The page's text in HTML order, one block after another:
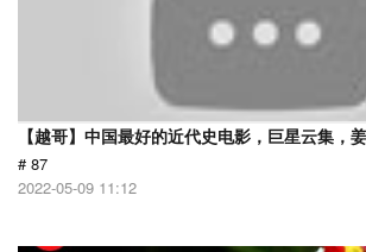
【越哥】中国最好的近代史电影，巨星云集，
# 87
2022-05-09 11:12